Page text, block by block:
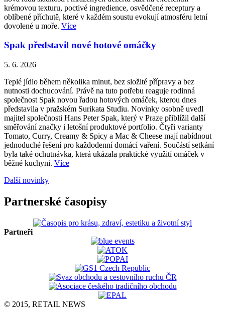
krémovou texturu, poctivé ingredience, osvědčené receptury a
oblíbené příchutě, které v každém soustu evokují atmosféru letní
dovolené u moře. Více
Spak představil nové hotové omáčky
5. 6. 2026
Teplé jídlo během několika minut, bez složité přípravy a bez
nutnosti dochucování. Právě na tuto potřebu reaguje rodinná
společnost Spak novou řadou hotových omáček, kterou dnes
představila v pražském Surikata Studiu. Novinky osobně uvedl
majitel společnosti Hans Peter Spak, který v Praze přiblížil další
směřování značky i letošní produktové portfolio. Čtyři varianty
Tomato, Curry, Creamy & Spicy a Mac & Cheese mají nabídnout
jednoduché řešení pro každodenní domácí vaření. Součástí setkání
byla také ochutnávka, která ukázala praktické využití omáček v
běžné kuchyni. Více
Další novinky
Partnerské časopisy
Partneři
© 2015, RETAIL NEWS